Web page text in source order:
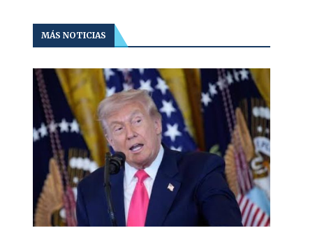
MÁS NOTICIAS